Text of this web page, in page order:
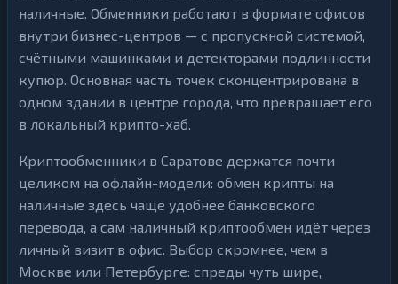
наличные. Обменники работают в формате офисов
внутри бизнес-центров — с пропускной системой,
счётными машинками и детекторами подлинности
купюр. Основная часть точек сконцентрирована в
одном здании в центре города, что превращает его
в локальный крипто-хаб.
Криптообменники в Саратове держатся почти
целиком на офлайн-модели: обмен крипты на
наличные здесь чаще удобнее банковского
перевода, а сам наличный криптообмен идёт через
личный визит в офис. Выбор скромнее, чем в
Москве или Петербурге: спреды чуть шире,